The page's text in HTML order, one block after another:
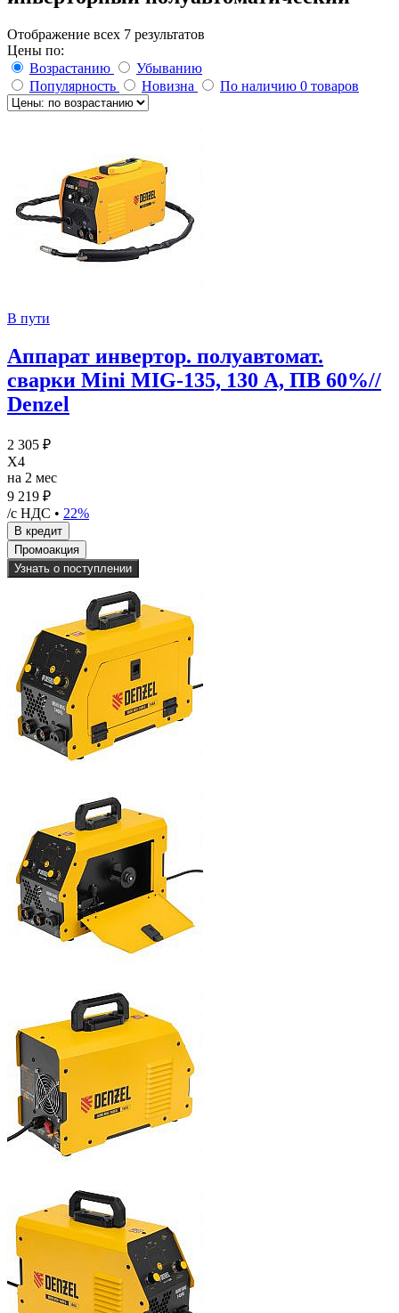
Отображение всех 7 результатов
Цены по:
Возрастанию
Убыванию
Популярность
Новизна По наличию 0 товаров
В пути
Аппарат инвертор. полуавтомат.
сварки Mini MIG-135, 130 А, ПВ 60%//
Denzel
2 305 ₽
X4
на 2 мес
9 219 ₽
/с НДС • 22%
Узнать о поступлении